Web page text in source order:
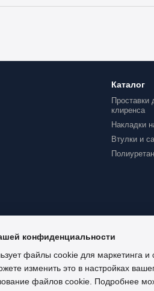
Каталог
Проставки
клиренса
Накладки
Втулки и
конфиденциальности
файлы cookie для маркетинга
изменить это в настройках
файлов cookie. Подробнее